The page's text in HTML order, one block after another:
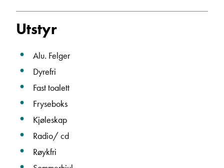
Janne Solberg Holthe
Utstyr
Alu. Felger
Dyrefri
Fast toalett
Fryseboks
Kjøleskap
Radio/ cd
Røykfri